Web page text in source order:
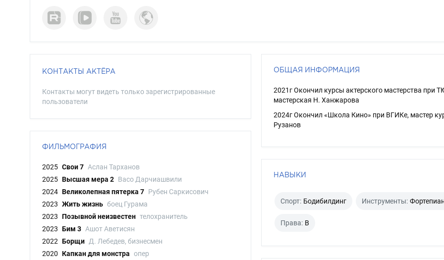
КОНТАКТЫ АКТЁРА
Контакты могут видеть только зарегистрированные
пользователи
ФИЛЬМОГРАФИЯ
2025 Свои 7 Аслан Тарханов
2025 Высшая мера 2 Васо Дарчиашвили
2024 Великолепная пятерка 7 Рубен Саркисович
2023 Жить жизнь боец Гурама
2023
Позывной неизвестен телохранитель
2023 Бим 3 Ашот Аветисян
2022 Борщи Д. Лебедев, бизнесмен
2020
Капкан для монстра опер
ОБЩАЯ ИНФОРМАЦИЯ
2021г Окончил курсы актерского мастерства при
мастерская Н. Ханжарова
2024г Окончил «Школа Кино» при ВГИКе, мастер
Рузанов
НАВЫКИ
Спорт: Бодибилдинг Инструменты:
Права: B